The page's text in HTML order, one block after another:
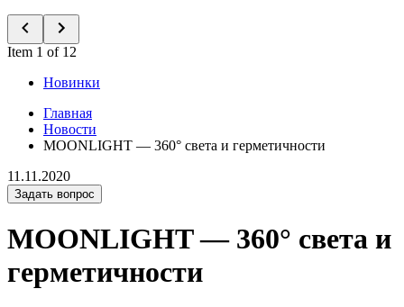
Item 1 of 12
Новинки
Главная
Новости
MOONLIGHT — 360° света и герметичности
11.11.2020
Задать вопрос
MOONLIGHT — 360° света и
герметичности